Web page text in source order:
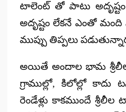
టాలెంట్ తో పాటు
అదృష్టం లేకనే ఎంతో మంది
ముప్పు తిప్పలు
అయితే అందాల భామ
గ్రాముల్లో, కిలోల్లో కాదు
రెండేళ్లు కాకముందే